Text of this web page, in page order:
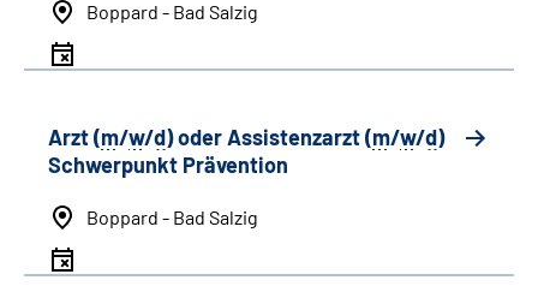
Boppard - Bad Salzig
Arzt (m/w/d) oder Assistenzarzt (m/w/d)
Schwerpunkt Prävention
Boppard - Bad Salzig